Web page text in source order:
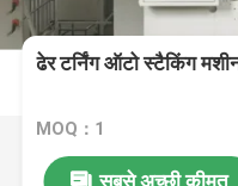
ढेर टर्निंग ऑटो स्टैकिंग
MOQ：1
सबसे अच्छी कीमत